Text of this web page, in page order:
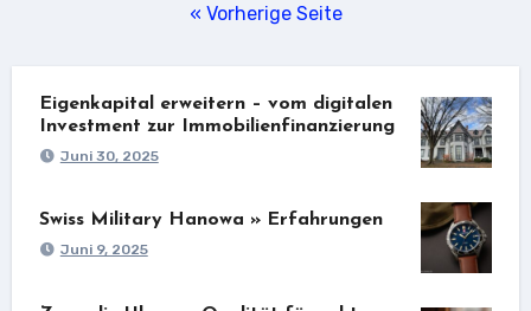
« Vorherige Seite
Eigenkapital erweitern – vom digitalen
Investment zur Immobilienfinanzierung
Juni 30, 2025
Swiss Military Hanowa » Erfahrungen
Juni 9, 2025